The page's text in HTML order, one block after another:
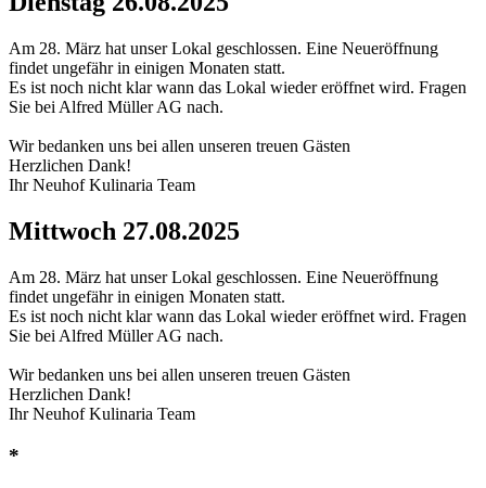
Am 28. März hat unser Lokal geschlossen. Eine Neueröffnung
findet ungefähr in einigen Monaten statt.
Es ist noch nicht klar wann das Lokal wieder eröffnet wird. Fragen
Sie bei Alfred Müller AG nach.
Wir bedanken uns bei allen unseren treuen Gästen
Herzlichen Dank!
Ihr Neuhof Kulinaria Team
Mittwoch 27.08.2025
Am 28. März hat unser Lokal geschlossen. Eine Neueröffnung
findet ungefähr in einigen Monaten statt.
Es ist noch nicht klar wann das Lokal wieder eröffnet wird. Fragen
Sie bei Alfred Müller AG nach.
Wir bedanken uns bei allen unseren treuen Gästen
Herzlichen Dank!
Ihr Neuhof Kulinaria Team
*